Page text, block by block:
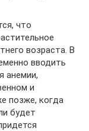
что
возраста. В
вводить
анемии,
и
позже, когда
будет